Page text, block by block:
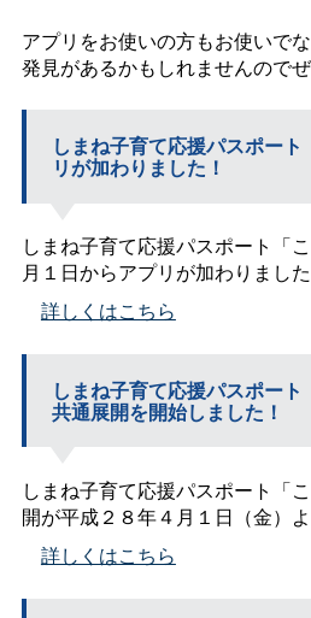
アプリをお使いの方もお使いで
発見があるかもしれませんので
しまね子育て応援パスポー
リが加わりました！
しまね子育て応援パスポート「
月１日からアプリが加わりました
詳しくはこちら
しまね子育て応援パスポー
共通展開を開始しました！
しまね子育て応援パスポート「
開が平成２８年４月１日（金）
詳しくはこちら